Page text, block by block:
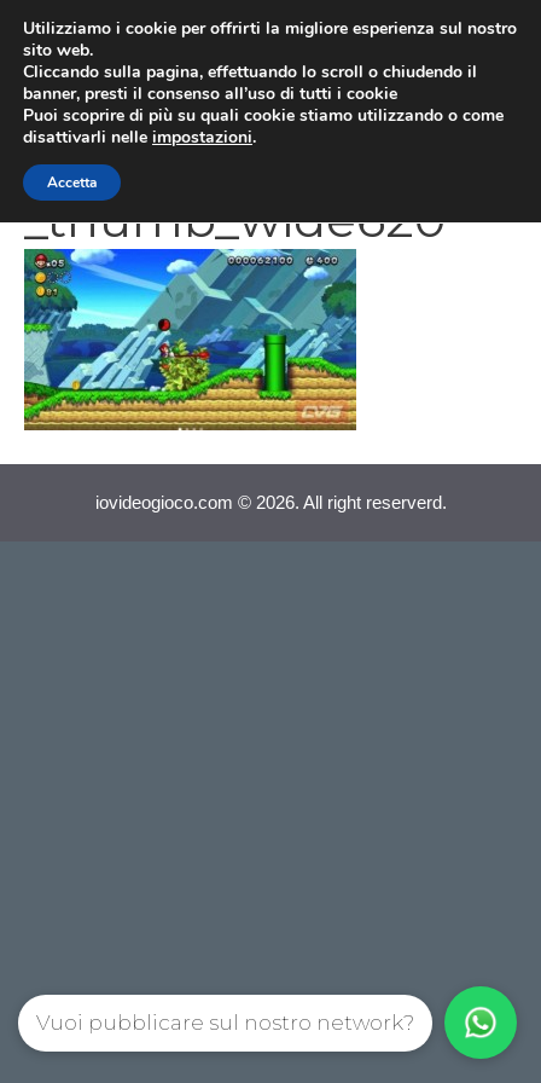
contenuto
screenshot_290040
_thumb_wide620
iovideogioco.com © 2026. All right reserverd.
Utilizziamo i cookie per offrirti la migliore esperienza sul nostro
sito web.
Cliccando sulla pagina, effettuando lo scroll o chiudendo il
banner, presti il consenso all’uso di tutti i cookie
Puoi scoprire di più su quali cookie stiamo utilizzando o come
disattivarli nelle impostazioni.
Accetta
Vuoi pubblicare sul nostro network?